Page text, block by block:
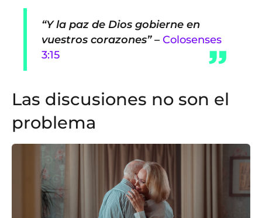
“Y la paz de Dios gobierne en
vuestros corazones”–Colosenses
3:15
Las discusiones no son el
problema